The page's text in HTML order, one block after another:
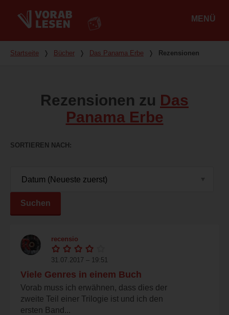
MENÜ
Du bist hier
Startseite ❭ Bücher ❭ Das Panama Erbe ❭ Rezensionen
Rezensionen zu Das
Panama Erbe
SORTIEREN NACH
Suchen
recensio
31.07.2017 – 19:51
Viele Genres in einem Buch
Vorab muss ich erwähnen, dass dies der
zweite Teil einer Trilogie ist und ich den
ersten Band...